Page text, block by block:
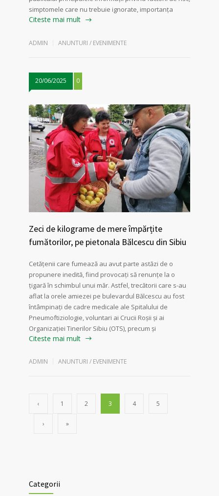
simptomele care nu trebuie ignorate, importanța
Citeste mai mult
ADMIN ANUNTURI / EVENIMENTE
20/06/2025 0
Zeci de kilograme de mere împărțite
fumătorilor, pe pietonala Bălcescu din Sibiu
Cetățenii care fumează au avut parte astăzi de o
propunere inedită, fiind provocați să renunțe la o
țigară în schimbul unui măr. Astfel, trecătorii care s-au
aflat la orele amiezei pe bulevardul Bălcescu au fost
întâmpinați de cadre medicale ale Spitalului de
Pneumoftiziologie, voluntari ai Crucii Roșii și ai
Organizației Tinerilor Sibiu (OTS), precum și
Citeste mai mult
ADMIN ANUNTURI / EVENIMENTE
‹ 1 2 3 4 5
› »
Categorii